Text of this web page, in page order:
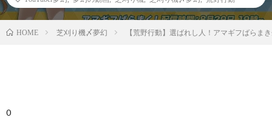
HOME 芝刈り機〆夢幻 【荒野行動】選ばれし人！アマギフばらま
0